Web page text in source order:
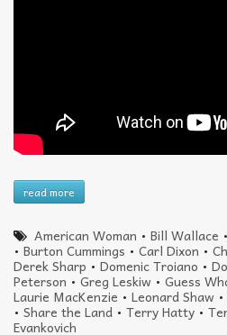
read more
American Woman •Bill Wallace
• Burton Cummings • Carl Dixon •
Derek Sharp • Domenic Troiano •
Peterson • Greg Leskiw • Guess
Laurie MacKenzie • Leonard Shaw •
• Share the Land • Terry Hatty •
Evankovich